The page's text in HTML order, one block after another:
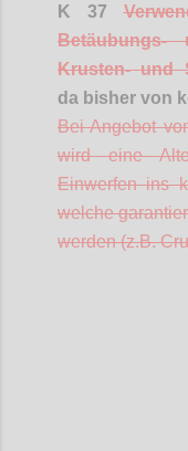
K 37
Betäubungs-
Krusten- und
da bisher von
Bei Angebot
wird eine
Einwerfen ins
welche
werden (z.B.